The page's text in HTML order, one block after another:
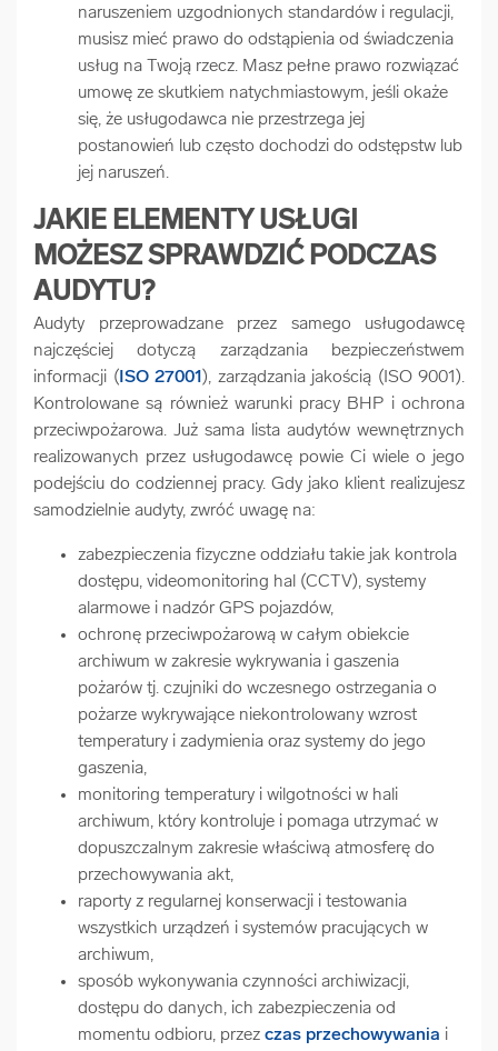
naruszeniem uzgodnionych standardów i regulacji,
musisz mieć prawo do odstąpienia od świadczenia
usług na Twoją rzecz. Masz pełne prawo rozwiązać
umowę ze skutkiem natychmiastowym, jeśli okaże
się, że usługodawca nie przestrzega jej
postanowień lub często dochodzi do odstępstw lub
jej naruszeń.
JAKIE ELEMENTY USŁUGI
MOŻESZ SPRAWDZIĆ PODCZAS
AUDYTU?
Audyty przeprowadzane przez samego usługodawcę
najczęściej dotyczą zarządzania bezpieczeństwem
informacji ( ISO 27001 ), zarządzania jakością (ISO 9001).
Kontrolowane są również warunki pracy BHP i ochrona
przeciwpożarowa. Już sama lista audytów wewnętrznych
realizowanych przez usługodawcę powie Ci wiele o jego
podejściu do codziennej pracy. Gdy jako klient realizujesz
samodzielnie audyty, zwróć uwagę na:
zabezpieczenia fizyczne oddziału takie jak kontrola
dostępu, videomonitoring hal (CCTV), systemy
alarmowe i nadzór GPS pojazdów,
ochronę przeciwpożarową w całym obiekcie
archiwum w zakresie wykrywania i gaszenia
pożarów tj. czujniki do wczesnego ostrzegania o
pożarze wykrywające niekontrolowany wzrost
temperatury i zadymienia oraz systemy do jego
gaszenia,
monitoring temperatury i wilgotności w hali
archiwum, który kontroluje i pomaga utrzymać w
dopuszczalnym zakresie właściwą atmosferę do
przechowywania akt,
raporty z regularnej konserwacji i testowania
wszystkich urządzeń i systemów pracujących w
archiwum,
sposób wykonywania czynności archiwizacji,
dostępu do danych, ich zabezpieczenia od
momentu odbioru, przez czas przechowywania i